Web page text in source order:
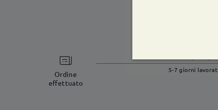
Ordine
effettuato
5-7 giorni